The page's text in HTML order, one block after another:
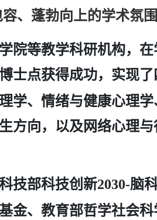
、蓬勃向上的学术氛围
院等教学科研机构，
士点获得成功，实现
、情绪与健康心理学
方向，以及网络心理
技部科技创新2030-脑
金、教育部哲学社会